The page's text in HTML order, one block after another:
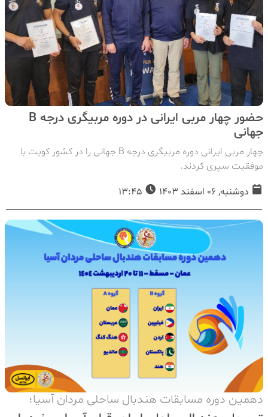
حضور چهار مربی ایرانی در دوره مربیگری درجه B
جهانی
چهار مربی ایرانی دوره مربیگری درجه B جهانی را در کشور کویت با
موفقیت سپری کردند.
دوشنبه, 06 اسفند 1403
دهمین دوره مسابقات هندبال ساحلی مردان آسیا؛